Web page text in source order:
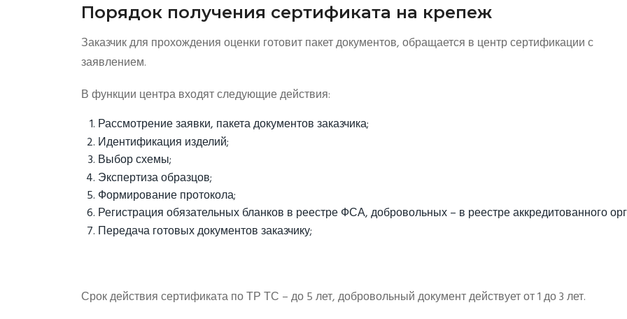
Порядок получения сертификата на крепеж
Заказчик для прохождения оценки готовит пакет документов, обращается в центр сертификации с
заявлением.
В функции центра входят следующие действия:
Рассмотрение заявки, пакета документов заказчика;
Идентификация изделий;
Выбор схемы;
Экспертиза образцов;
Формирование протокола;
Регистрация обязательных бланков в реестре ФСА, добровольных – в реестре аккредитованного
Передача готовых документов заказчику;
Срок действия сертификата по ТР ТС – до 5 лет, добровольный документ действует от 1 до 3 лет.